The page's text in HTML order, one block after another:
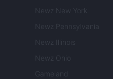
Newz New York
Newz Pennsylvania
Newz Illinois
Newz Ohio
Gameland